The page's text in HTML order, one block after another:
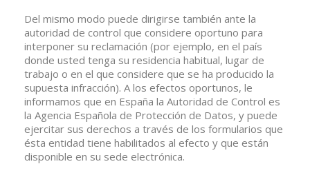
Del mismo modo puede dirigirse también ante la
autoridad de control que considere oportuno para
interponer su reclamación (por ejemplo, en el país
donde usted tenga su residencia habitual, lugar de
trabajo o en el que considere que se ha producido la
supuesta infracción). A los efectos oportunos, le
informamos que en España la Autoridad de Control es
la Agencia Española de Protección de Datos, y puede
ejercitar sus derechos a través de los formularios que
ésta entidad tiene habilitados al efecto y que están
disponible en su sede electrónica.